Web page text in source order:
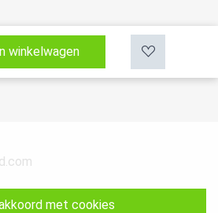
winkelwagen
NL
met cookies